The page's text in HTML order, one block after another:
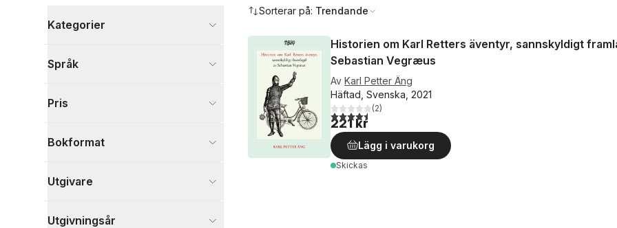
Kategorier
Visa fler
Språk
Pris
Bokformat
Utgivare
Utgivningsår
Sorterar på: Trendande
Historien om Karl Retters äventyr, sannskyldigt
Sebastian Vegræus
Av Karl Petter Äng
Häftad, Svenska, 2021
4,5utav 5 stjärnor. Totalt antal röster:
(2)
221 kr
Lägg i varukorg
Skickas